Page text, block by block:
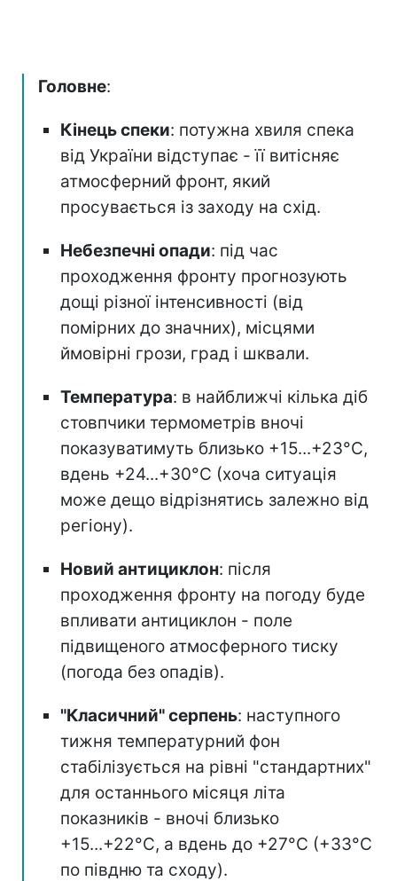
Головне:
Кінець спеки: потужна хвиля спека
від України відступає - її витісняє
атмосферний фронт, який
просувається із заходу на схід.
Небезпечні опади: під час
проходження фронту прогнозують
дощі різної інтенсивності (від
помірних до значних), місцями
ймовірні грози, град і шквали.
Температура: в найближчі кілька діб
стовпчики термометрів вночі
показуватимуть близько +15...+23°С,
вдень +24...+30°C (хоча ситуація
може дещо відрізнятись залежно від
регіону).
Новий антициклон: після
проходження фронту на погоду буде
впливати антициклон - поле
підвищеного атмосферного тиску
(погода без опадів).
"Класичний" серпень: наступного
тижня температурний фон
стабілізується на рівні "стандартних"
для останнього місяця літа
показників - вночі близько
+15...+22°C, а вдень до +27°C (+33°C
по півдню та сходу).